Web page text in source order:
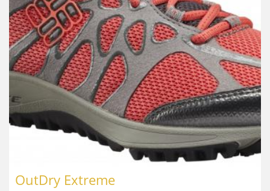
OutDry Extreme